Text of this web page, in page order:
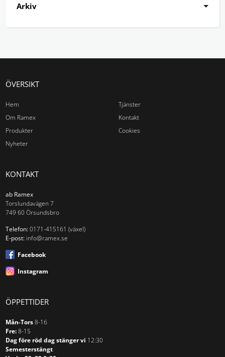
Arkiv
ÖVERSIKT
Hem
Om Ramex
Produkter
Nyheter
Tjänster
Kontakt
Cookies
KONTAKT
ab Ramex
Torslundavägen 7
749 60 Örsundsbro
Telefon: 0171-415161 (växel)
E-post: info@ramex.se
Facebook
Instagram
ÖPPETTIDER
Mån-Tors 8-16
Fre: 8-15
Dag före röd dag stänger vi 12:30
Semesterstängt